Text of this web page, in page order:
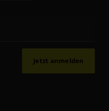
Jetzt anmelden